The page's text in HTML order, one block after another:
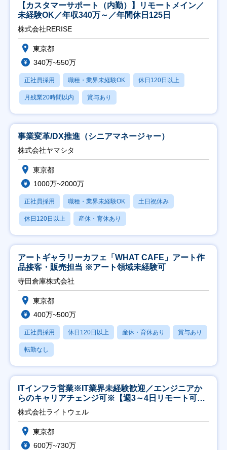
【カスタマーサポート（内勤）】リモートメイン／
未経験OK／年収340万～／年間休日125日
株式会社RERISE
東京都
340万~550万
正社員採用 職種・業界未経験OK 休日120日以上
月残業20時間以内 賞与あり
事業変革/DX推進（シニアマネージャー）
株式会社ヤマシタ
東京都
1000万~2000万
正社員採用 職種・業界未経験OK 土日祝休み
休日120日以上 産休・育休あり
アートギャラリーカフェ「WHAT CAFE」アート作
品接客・販売担当 ※アート領域未経験可
寺田倉庫株式会社
東京都
400万~500万
正社員採用 休日120日以上 産休・育休あり 賞与あり
転勤なし
ITインフラ営業※IT業界未経験歓迎／エンジニアか
らのキャリアチェンジ可※【週3～4日リモート可
能】
株式会社ライトウェル
東京都
600万~730万